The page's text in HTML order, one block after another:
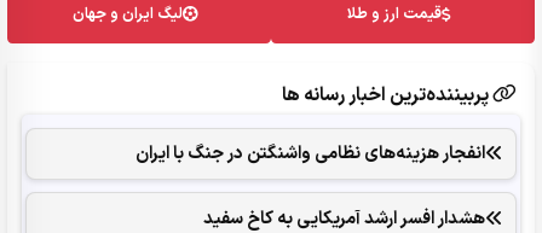
قیمت ارز و طلا لیگ ایران و جهان
پربیننده‌ترین اخبار رسانه ها
انفجار هزینه‌های نظامی واشنگتن در جنگ با ایران
هشدار افسر ارشد آمریکایی به کاخ سفید